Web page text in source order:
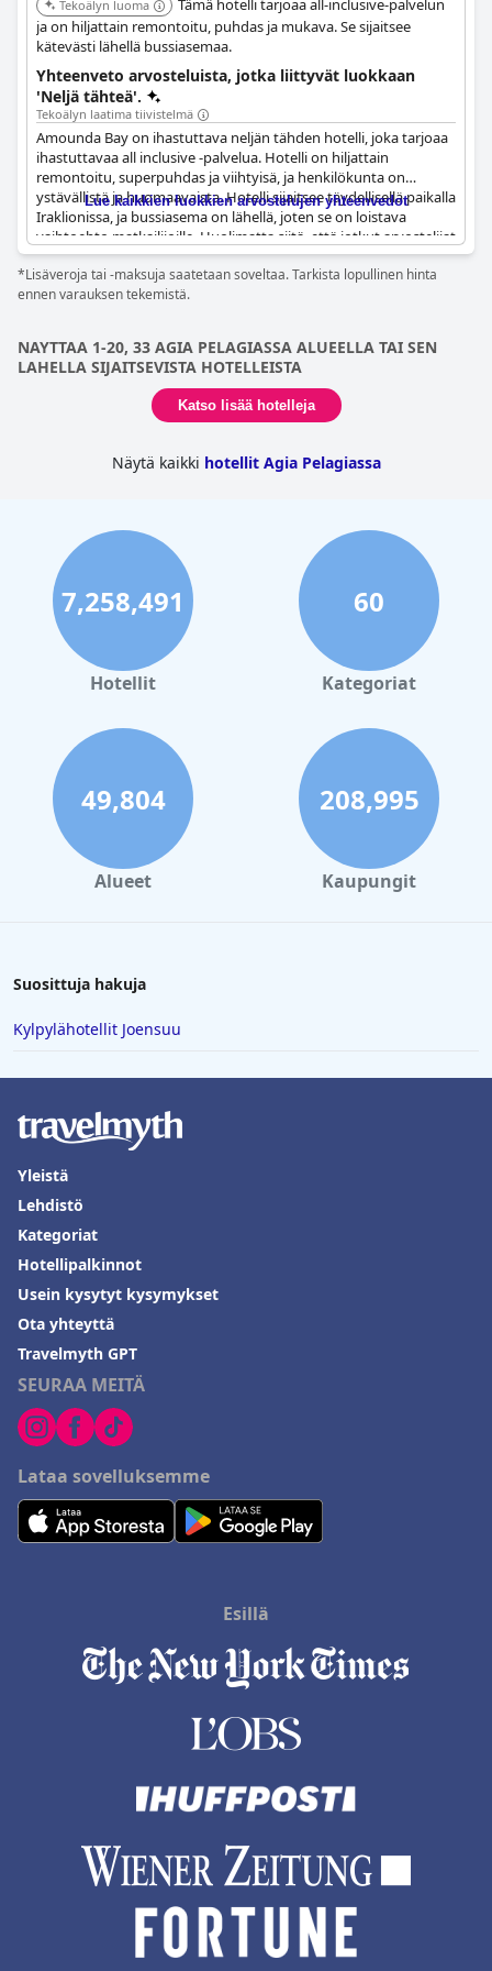
Tekoälyn luoma
Tämä hotelli tarjoaa all-inclusive-palvelun
ja on hiljattain remontoitu, puhdas ja mukava. Se sijaitsee
kätevästi lähellä bussiasemaa.
Yhteenveto arvosteluista, jotka liittyvät luokkaan
'Neljä tähteä'.
Tekoälyn laatima tiivistelmä
Amounda Bay on ihastuttava neljän tähden hotelli, joka tarjoaa
ihastuttavaa all inclusive -palvelua. Hotelli on hiljattain
remontoitu, superpuhdas ja viihtyisä, ja henkilökunta on
ystävällistä ja huomaavaista. Hotelli sijaitsee täydellisellä paikalla
Iraklionissa, ja bussiasema on lähellä, joten se on loistava
vaihtoehto matkailijoille. Huolimatta siitä, että jotkut arvostelijat
mainitsevat pettymyksen tuottavan aamiaisen ja yksityisen
pääsyn puuttumisen merelle, useimmat vieraat suosittelevat
hotellia lämpimästi. Monet kutsuvat sitä parhaaksi neljän
viihde kaipaisivat parannusta, hotellia pidetään yleisesti ottaen
huippuvalintana rentouttavaan ja nautinnolliseen oleskeluun.
Lue kaikkien luokkien arvostelujen yhteenvedot
*Lisäveroja tai -maksuja saatetaan soveltaa. Tarkista lopullinen hinta
ennen varauksen tekemistä.
NAYTTAA 1-20, 33 AGIA PELAGIASSA ALUEELLA TAI SEN
LAHELLA SIJAITSEVISTA HOTELLEISTA
Katso lisää hotelleja
Näytä kaikki hotellit Agia Pelagiassa
7,258,491
Hotellit
60
Kategoriat
49,804
Alueet
208,995
Kaupungit
Suosittuja hakuja
Kylpylähotellit Joensuu
SEURAA MEITÄ
Lataa sovelluksemme
Yleistä
Lehdistö
Kategoriat
Hotellipalkinnot
Usein kysytyt kysymykset
Ota yhteyttä
Travelmyth GPT
Esillä